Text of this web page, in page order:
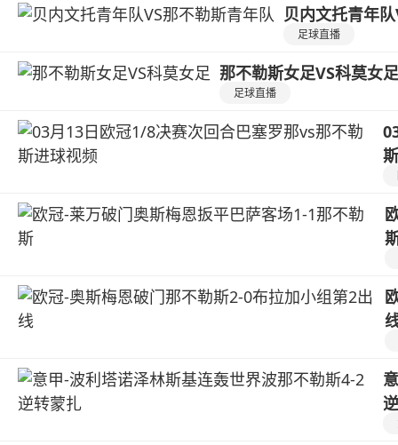
贝内文托青年
足球直播
那不勒斯女足VS科莫女足
足球直播